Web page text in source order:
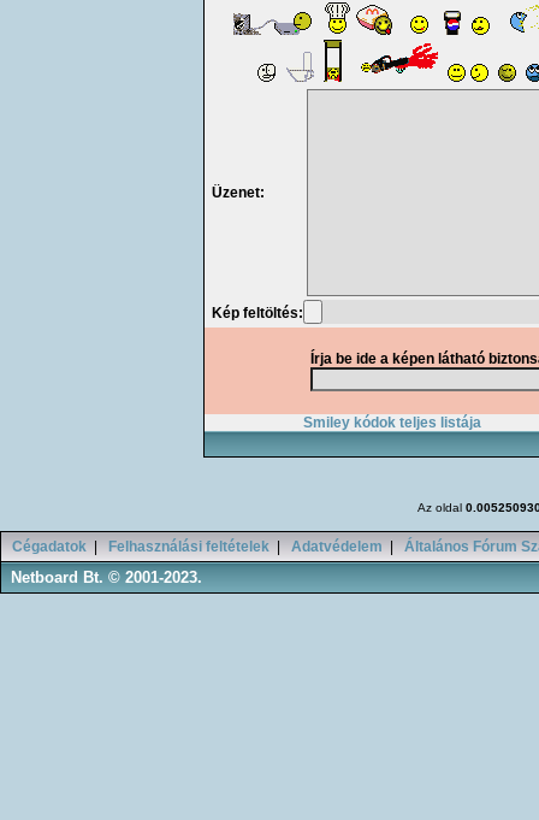
Üzenet:
Kép feltöltés:
Írja be ide a képen látható
Smiley kódok teljes listája
Az oldal
Cégadatok Felhasználási feltételek Adatvédelem Általános Fórum
Netboard Bt. © 2001-2023.